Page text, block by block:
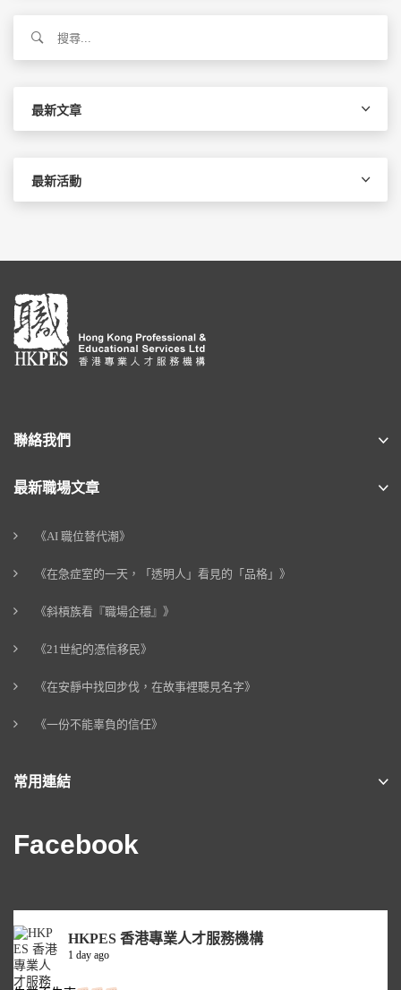
關
最新文章
最新活動
聯絡我們
最新職場文章
《AI 職位替代潮》
《在急症室的一天，「透明人」看見的「品格」》
《斜槓族看『職場企穩』》
《21世紀的憑信移民》
《在安靜中找回步伐，在故事裡聽見名字》
《一份不能辜負的信任》
常用連結
Facebook
HKPES 香港專業人才服務機構
1 day ago